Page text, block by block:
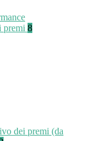
premi 8
dei premi (da